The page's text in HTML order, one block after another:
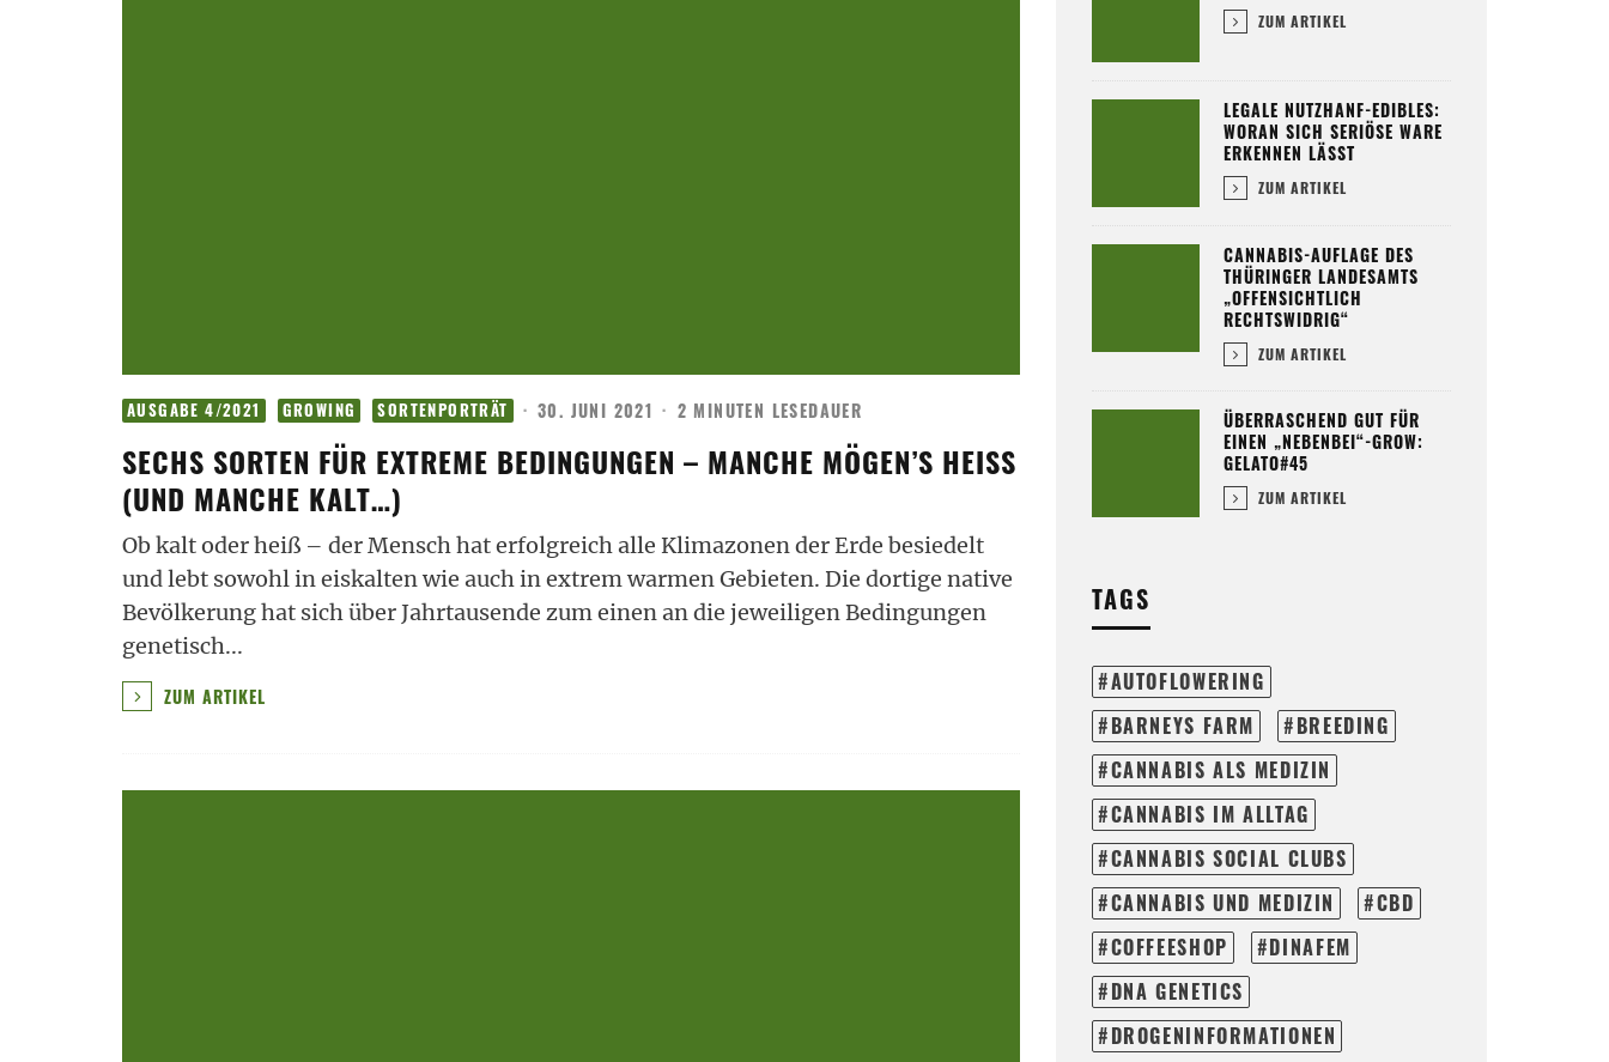
AUSGABE 4/2021 GROWING SORTENPORTRÄT · 30. JUNI 2021 · 2 MINUTEN LESEDAUER
SECHS SORTEN FÜR EXTREME BEDINGUNGEN – MANCHE MÖGEN’S HEISS (
UND MANCHE KALT…)
Ob kalt oder heiß – der Mensch hat erfolgreich alle Klimazonen der Erde besiedelt
und lebt sowohl in eiskalten wie auch in extrem warmen Gebieten. Die dortige native
Bevölkerung hat sich über Jahrtausende zum einen an die jeweiligen Bedingungen
genetisch...
ZUM ARTIKEL
ZUM ARTIKEL
LEGALE NUTZHANF-EDIBLES:
WORAN SICH SERIÖSE WARE
ERKENNEN LÄSST
ZUM ARTIKEL
CANNABIS-AUFLAGE DES
THÜRINGER LANDESAMTS
„OFFENSICHTLICH
RECHTSWIDRIG“
ZUM ARTIKEL
ÜBERRASCHEND GUT FÜR
EINEN „NEBENBEI“-GROW:
GELATO#45
ZUM ARTIKEL
TAGS
AUTOFLOWERING
BARNEYS FARM
BREEDING
CANNABIS ALS MEDIZIN
CANNABIS IM ALLTAG
CANNABIS SOCIAL CLUBS
CANNABIS UND MEDIZIN
CBD
COFFEESHOP
DINAFEM
DNA GENETICS
DROGENINFORMATIONEN